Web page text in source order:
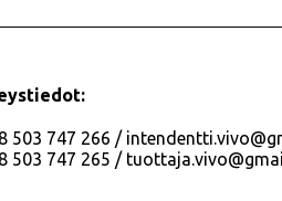
503 747 266 /
503 747 265 /